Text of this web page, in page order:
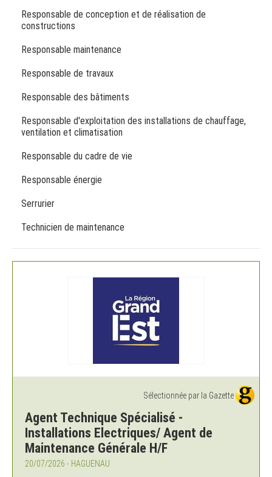
Responsable de conception et de réalisation de
constructions
Responsable maintenance
Responsable de travaux
Responsable des bâtiments
Responsable d'exploitation des installations de chauffage,
ventilation et climatisation
Responsable du cadre de vie
Responsable énergie
Serrurier
Technicien de maintenance
Sélectionnée par la Gazette
Agent Technique Spécialisé -
Installations Electriques/ Agent de
Maintenance Générale H/F
20/07/2026 - HAGUENAU